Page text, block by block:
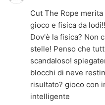
Cut The Rope
gioco e fisica da
Dov'è la fisica? Non
stelle! Penso che
scandaloso!
blocchi di neve
risultato? gioco con
intelligente